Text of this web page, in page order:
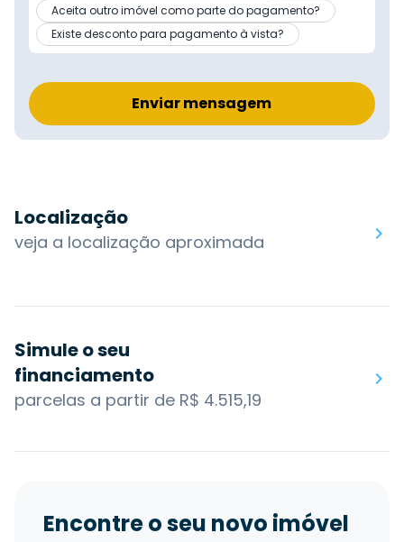
Aceita outro imóvel como parte do pagamento?
Existe desconto para pagamento à vista?
Enviar mensagem
Localização
veja a localização aproximada
Simule o seu
financiamento
parcelas a partir de R$ 4.515,19
Encontre o seu novo imóvel